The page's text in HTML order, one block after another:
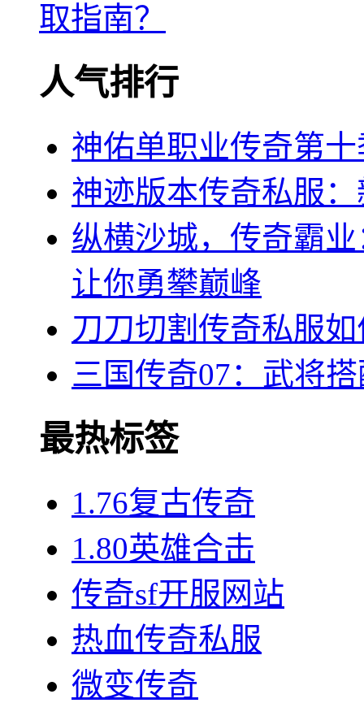
取指南？
人气排行
神佑单职业传奇第
神迹版本传奇私服
纵横沙城，传奇霸
让你勇攀巅峰
刀刀切割传奇私服
三国传奇07：武将
最热标签
1.76复古传奇
1.80英雄合击
传奇sf开服网站
热血传奇私服
微变传奇